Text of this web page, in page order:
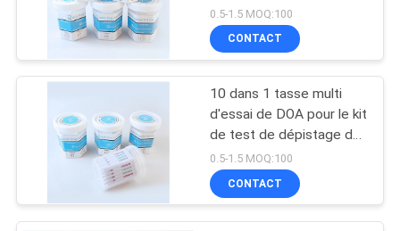
HCG normal
d'urine Coupe de test
rapide à domicile
0.5-1.5 MOQ:100
CONTACT
10 dans 1 tasse multi
d'essai de DOA pour le kit
de test de dépistage de
drogue d'urine
0.5-1.5 MOQ:100
CONTACT